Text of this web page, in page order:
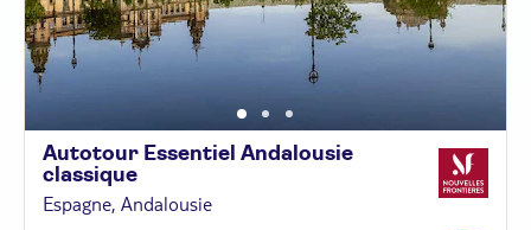
Autotour Essentiel Andalousie
classique
Espagne, Andalousie